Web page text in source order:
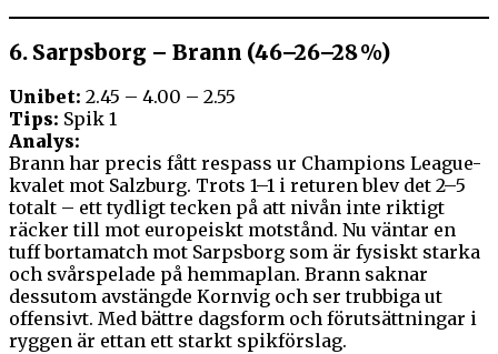
6. Sarpsborg – Brann (46–26–28 %)
Unibet: 2.45 – 4.00 – 2.55
Tips: Spik 1
Analys:
Brann har precis fått respass ur Champions League-
kvalet mot Salzburg. Trots 1–1 i returen blev det 2–5
totalt – ett tydligt tecken på att nivån inte riktigt
räcker till mot europeiskt motstånd. Nu väntar en
tuff bortamatch mot Sarpsborg som är fysiskt starka
och svårspelade på hemmaplan. Brann saknar
dessutom avstängde Kornvig och ser trubbiga ut
offensivt. Med bättre dagsform och förutsättningar i
ryggen är ettan ett starkt spikförslag.